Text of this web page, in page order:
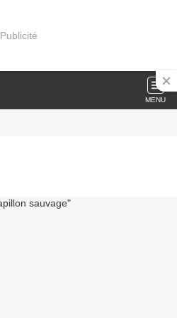
Publicité
MENU